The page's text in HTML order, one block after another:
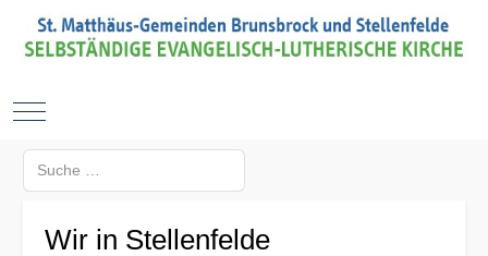
Mobile Menu Toggle
Wir in Stellenfelde